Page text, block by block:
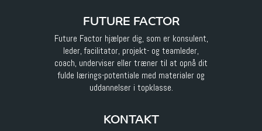
FUTURE FACTOR
Future Factor hjælper dig, som er konsulent,
leder, facilitator, projekt- og teamleder,
coach, underviser eller træner til at opnå dit
fulde lærings-potentiale med materialer og
uddannelser i topklasse.
KONTAKT